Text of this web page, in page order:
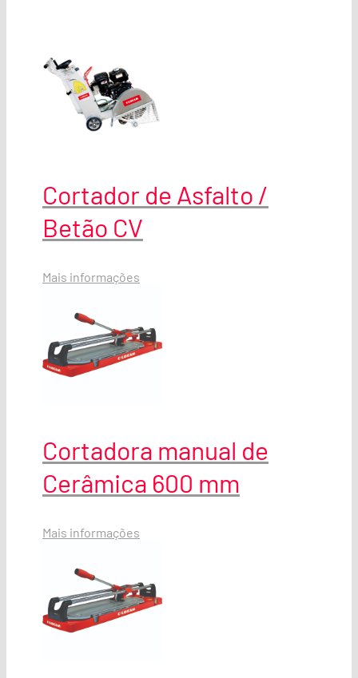
Cortador de Asfalto /
Betão CV
Mais informações
Cortadora manual de
Cerâmica 600 mm
Mais informações